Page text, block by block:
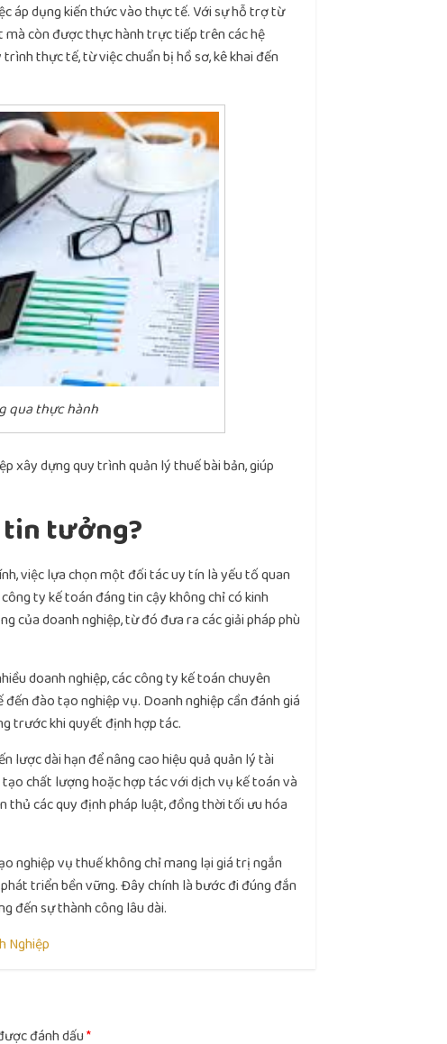
áp dụng kiến thức vào thực tế. Với sự hỗ trợ từ
còn được thực hành trực tiếp trên các hệ
thực tế, từ việc chuẩn bị hồ sơ, kê khai đến
qua thực hành
xây dựng quy trình quản lý thuế bài bản, giúp
tin tưởng?
việc lựa chọn một đối tác uy tín là yếu tố quan
ty kế toán đáng tin cậy không chỉ có kinh
của doanh nghiệp, từ đó đưa ra các giải pháp phù
doanh nghiệp, các công ty kế toán chuyên
đào tạo nghiệp vụ. Doanh nghiệp cần đánh giá
trước khi quyết định hợp tác.
lược dài hạn để nâng cao hiệu quả quản lý tài
chất lượng hoặc hợp tác với dịch vụ kế toán và
các quy định pháp luật, đồng thời tối ưu hóa
nghiệp vụ thuế không chỉ mang lại giá trị ngắn
triển bền vững. Đây chính là bước đi đúng đắn
đến sự thành công lâu dài.
Nghiệp
đánh dấu*